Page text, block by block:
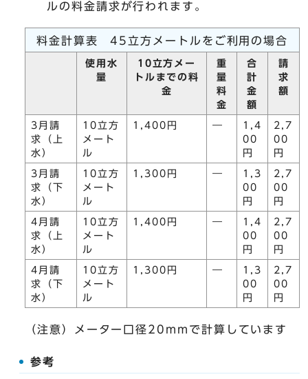
ルの料金請求が行われます。
料金計算表 45立方メートルをご利用の場合
使用水
量
10立方メー
トルまでの料
金
重
量
料
金
合
計
金
額
請
求
額
3月請
求（上
水）
10立方
メート
ル
1,400円 ―
1,4
00
円
2,7
00
円
3月請
求（下
水）
10立方
メート
ル
1,300円 ―
1,3
00
円
2,7
00
円
4月請
求（上
水）
10立方
メート
ル
1,400円 ―
1,4
00
円
2,7
00
円
4月請
求（下
水）
10立方
メート
ル
1,300円 ―
1,3
00
円
2,7
00
円
（注意）メーター口径20mmで計算しています
参考